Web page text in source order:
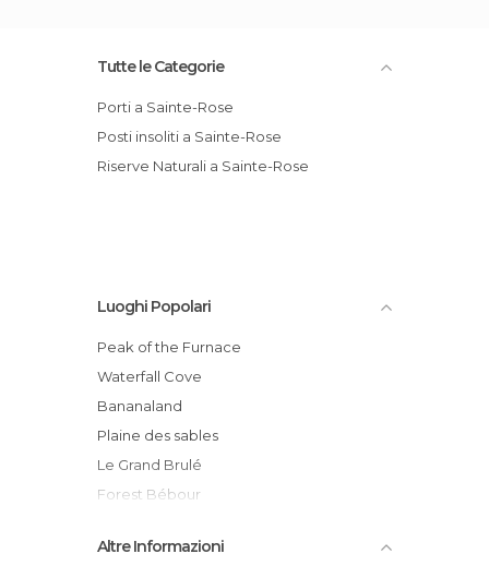
Tutte le Categorie
Porti a Sainte-Rose
Posti insoliti a Sainte-Rose
Riserve Naturali a Sainte-Rose
Luoghi Popolari
Peak of the Furnace
Waterfall Cove
Bananaland
Plaine des sables
Le Grand Brulé
Forest Bébour
Notre Dame des laves
Altre Informazioni